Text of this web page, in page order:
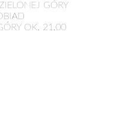
GÓRY
OK. 21.00